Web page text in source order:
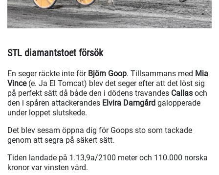
STL diamantstoet försök
En seger räckte inte för Björn Goop. Tillsammans med Mia
Vince(e. Ja El Tomcat) blev det seger efter att det löst sig
på perfekt sätt då både den i dödens travandes Callas och
den i spåren attackerandes Elvira Damgård galopperade
under loppet slutskede.
Det blev sesam öppna dig för Goops sto som tackade
genom att segra på säkert sätt.
Tiden landade på 1.13,9a/2100 meter och 110.000 norska
kronor var vinsten värd.